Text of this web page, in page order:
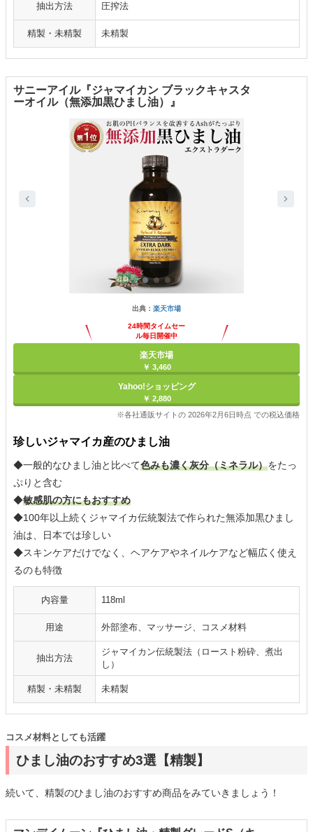
抽出方法 圧搾法
精製・未精製 未精製
サニーアイル『ジャマイカン ブラックキャスタ
ーオイル（無添加黒ひまし油）』
出典： 楽天市場
24時間タイムセー
ル毎日開催中
楽天市場
￥ 3,460
Yahoo!ショッピング
￥ 2,880
※各社通販サイトの 2026年2月6日時点 での税込価格
珍しいジャマイカ産のひまし油
◆一般的なひまし油と比べて色みも濃く灰分（ミネラル）をたっ
ぷりと含む
◆敏感肌の方にもおすすめ
◆100年以上続くジャマイカ伝統製法で作られた無添加黒ひまし
油は、日本では珍しい
◆スキンケアだけでなく、ヘアケアやネイルケアなど幅広く使え
るのも特徴
内容量 118ml
用途 外部塗布、マッサージ、コスメ材料
抽出方法
ジャマイカン伝統製法（ロースト粉砕、煮出
し）
精製・未精製 未精製
ひまし油のおすすめ3選【精製】
コスメ材料としても活躍
続いて、精製のひまし油のおすすめ商品をみていきましょう！